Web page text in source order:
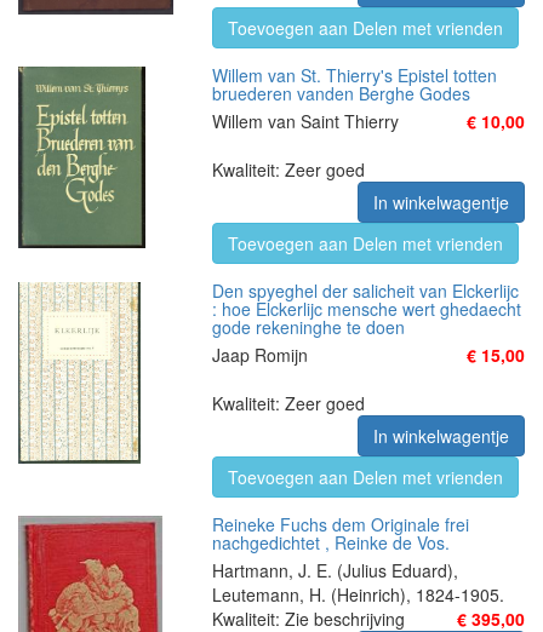
Toevoegen aan Delen met vrienden
Willem van St. Thierry's Epistel totten
bruederen vanden Berghe Godes
Willem van Saint Thierry
€ 10,00
Kwaliteit: Zeer goed
In winkelwagentje
Toevoegen aan Delen met vrienden
Den spyeghel der salicheit van Elckerlijc
: hoe Elckerlijc mensche wert ghedaecht
gode rekeninghe te doen
Jaap Romijn
€ 15,00
Kwaliteit: Zeer goed
In winkelwagentje
Toevoegen aan Delen met vrienden
Reineke Fuchs dem Originale frei
nachgedichtet , Reinke de Vos.
Hartmann, J. E. (Julius Eduard),
Leutemann, H. (Heinrich), 1824-1905.
€ 395,00
Kwaliteit: Zie beschrijving